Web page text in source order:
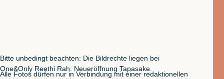
Bitte unbedingt beachten: Die Bildrechte liegen bei
One&Only Reethi Rah: Neueröffnung Tapasake.
Alle Fotos dürfen nur in Verbindung mit einer redaktionellen